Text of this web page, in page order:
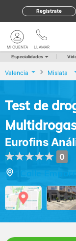
Regístrate
LLAMAR
MI CUENTA
Especialidades
Valencia Mislata
Test de
Eurofins
0
Calle